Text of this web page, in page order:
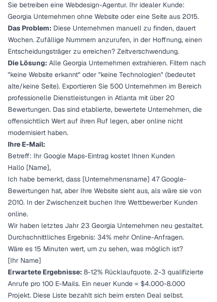
Sie betreiben eine Webdesign-Agentur. Ihr idealer Kunde:
Georgia Unternehmen ohne Website oder eine Seite aus 2015.
Das Problem: Diese Unternehmen manuell zu finden, dauert
Wochen. Zufällige Nummern anzurufen, in der Hoffnung, einen
Entscheidungsträger zu erreichen? Zeitverschwendung.
Die Lösung: Alle Georgia Unternehmen extrahieren. Filtern nach
"keine Website erkannt" oder "keine Technologien" (bedeutet
alte/keine Seite). Exportieren Sie 500 Unternehmen im Bereich
professionelle Dienstleistungen in Atlanta mit über 20
Bewertungen. Das sind etablierte, bewertete Unternehmen, die
offensichtlich Wert auf ihren Ruf legen, aber online nicht
modernisiert haben.
Ihre E-Mail:
Betreff: Ihr Google Maps-Eintrag kostet Ihnen Kunden
Hallo [Name],
Ich habe bemerkt, dass [Unternehmensname] 47 Google-
Bewertungen hat, aber Ihre Website sieht aus, als wäre sie von
2010. In der Zwischenzeit buchen Ihre Wettbewerber Kunden
online.
Wir haben letztes Jahr 23 Georgia Unternehmen neu gestaltet.
Durchschnittliches Ergebnis: 34% mehr Online-Anfragen.
Wäre es 15 Minuten wert, um zu sehen, was möglich ist?
[Ihr Name]
Erwartete Ergebnisse: 8-12% Rücklaufquote. 2-3 qualifizierte
Anrufe pro 100 E-Mails. Ein neuer Kunde = $4.000-8.000
Projekt. Diese Liste bezahlt sich beim ersten Deal selbst.